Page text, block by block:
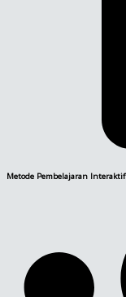
Metode Pembelajaran Interaktif